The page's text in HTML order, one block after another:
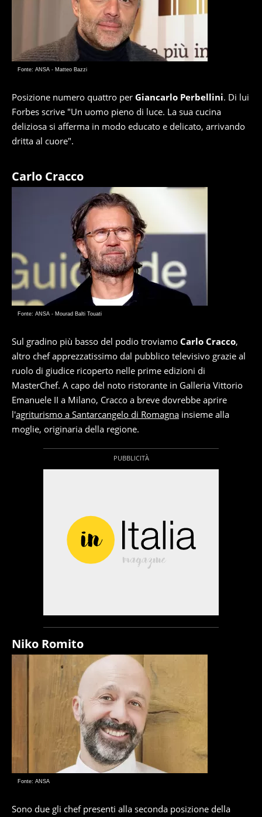
Fonte: ANSA - Matteo Bazzi
Posizione numero quattro per Giancarlo Perbellini. Di lui
Forbes scrive "Un uomo pieno di luce. La sua cucina
deliziosa si afferma in modo educato e delicato, arrivando
dritta al cuore".
Carlo Cracco
Fonte: ANSA - Mourad Balti Touati
Sul gradino più basso del podio troviamo Carlo Cracco,
altro chef apprezzatissimo dal pubblico televisivo grazie al
ruolo di giudice ricoperto nelle prime edizioni di
MasterChef. A capo del noto ristorante in Galleria Vittorio
Emanuele II a Milano, Cracco a breve dovrebbe aprire
l'agriturismo a Santarcangelo di Romagna insieme alla
moglie, originaria della regione.
Niko Romito
Fonte: ANSA
Sono due gli chef presenti alla seconda posizione della